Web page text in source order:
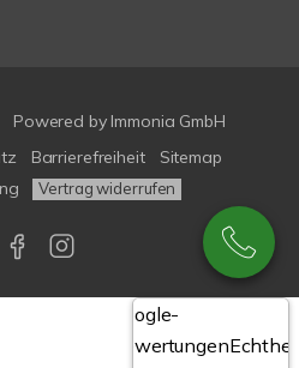
Powered by Immonia GmbH
Barrierefreiheit
Sitemap
Vertrag widerrufen
Google-
Bewertungen